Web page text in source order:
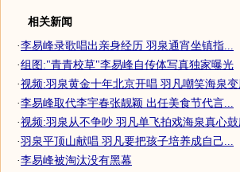
相关新闻
·李易峰录歌唱出亲身经历 羽泉通宵坐镇指...
·组图:"青青校草"李易峰自传体写真独家曝光
·视频:羽泉黄金十年北京开唱 羽凡嘲笑海泉
·李易峰取代李宇春张靓颖 出任美食节代言...
·视频:羽泉从不争吵 羽凡单飞拍戏海泉真心
·羽泉平顶山献唱 羽凡要把孩子培养成自己...
·李易峰被淘汰没有黑幕